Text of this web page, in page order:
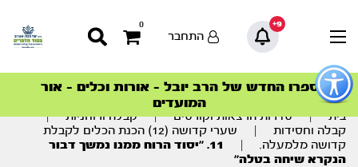
כפתור
לפתיחת
תפריט
9+
0
התחבר
סדרות הפודקאסטים
הסדרה המובילה החודש – דרך המלך
ספרו החדש של הרב יובל – אורות וכלים – אור
המועדים
הצטרפו למהפכת הבריאות הטבעית >
סדרות הפודקאסטים
הסדרה המובילה החודש – דרך המלך
תוכן
מרכזי
בית | סדרות הרצאות וקורסים | קבלה ורוחניות
|
קבלה וחסידות
שערי קדושה (12) הכנת הכלים לקבלת
קדושה מלמעלה.
11. ’’יסוד הרוח ממנו נמשך דבור
הנקרא שיחה בטלה’’